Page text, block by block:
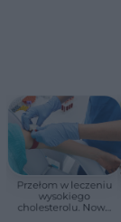
Przełom w leczeniu
wysokiego
cholesterolu. Nowa